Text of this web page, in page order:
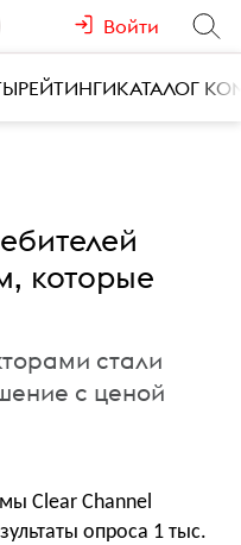
Войти
РЕЙТИНГИКАТАЛОГ
которые
стали
с ценой
Clear Channel
опроса 1 тыс.